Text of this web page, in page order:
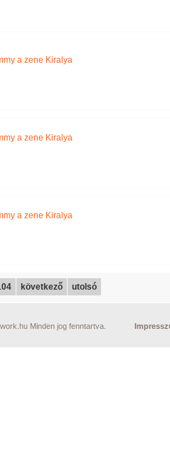
a zene Kiralya
a zene Kiralya
a zene Kiralya
következő utolsó
Minden jog fenntartva.